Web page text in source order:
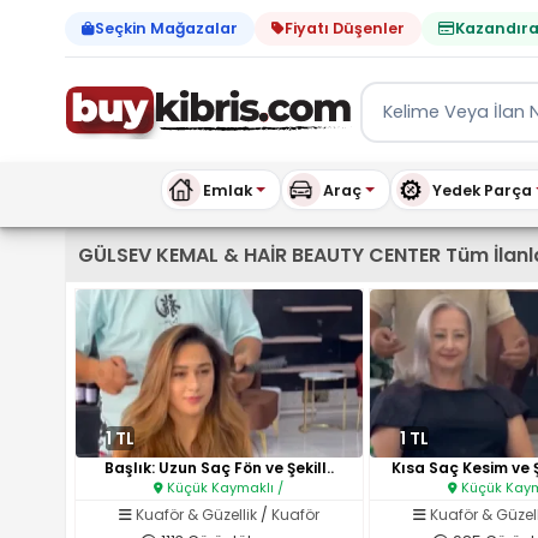
Seçkin Mağazalar Fiyatı Düşenler
Emlak Araç Yedek Parça
Kıbrıs İlan Platformu |
GÜLSEV KEMAL & HAİR BEAUTY CENTER Tüm
1 TL
Başlık: Uzun Saç Fön ve Şekill..
Küçük Kaymaklı /
Kuaför & Güzellik/ Kuaför
1 TL
Kısa Saç Kesim
Küçük
Kuaför &